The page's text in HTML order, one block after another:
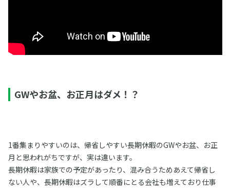
GWやお盆、お正月はダメ！？
1番集まりやすいのは、帰省しやすい長期休暇のGWやお盆、お正
月と思われがちですが、実は違います。
長期休暇は家族での予定があったり、混み合うためあえて帰省し
ない人や、長期休暇はズラして順番にとる会社も増えており仕事